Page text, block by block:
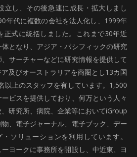
立し、その後急速に成長・拡大しまし
年代に複数の会社を法人化し、1999年
正式に統括しました。これまで30年近
となり、アジア・パシフィックの研究
サーチャーなどに研究情報を提供して
及びオーストラリアを商圏とし13カ国
以上のスタッフを有しています。1,500
ビスを提供しており、何万という人々
研究所、病院、企業等においてiGroup
、電子ジャーナル、電子ブック、デー
ソリューションを利用しています。
ヨークに事務所を開設し、中近東、ヨ